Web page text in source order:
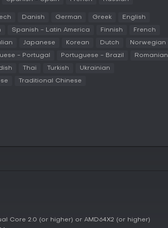
und auf Plattformen wie Steam überwiegen
Auch 2026 lockt es Neulinge mit Sales und
Updates, aber mit exzellenter
Narrative mag, findet in Portal 2 ein Muss - vor
intellektuellen Herausforderungen, weniger für
Danish German Greek English
Spanish - Latin America Finnish French
Japanese Korean Dutch Norwegian
- Portugal Portuguese - Brazil Romanian
Thai Turkish Ukrainian
Traditional Chinese
Core 2.0 (or higher) or AMD64X2 (or higher)